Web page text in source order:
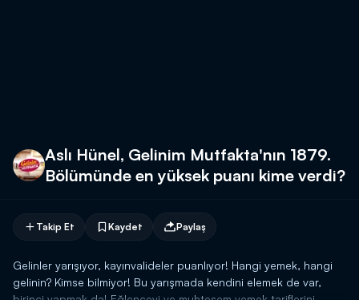
Aslı Hünel, Gelinim Mutfakta'nın 1879.
Bölümünde en yüksek puanı kime verdi?
Takip Et Kaydet Paylaş
Gelinler yarışıyor, kayınvalideler puanlıyor! Hangi yemek, hangi
gelinin? Kimse bilmiyor! Bu yarışmada kendini elemek de var,